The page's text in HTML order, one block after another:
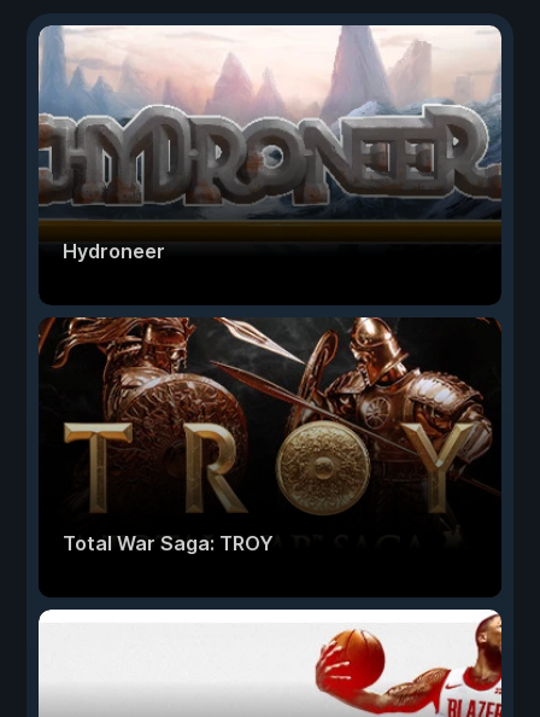
Hydroneer
Total War Saga: TROY